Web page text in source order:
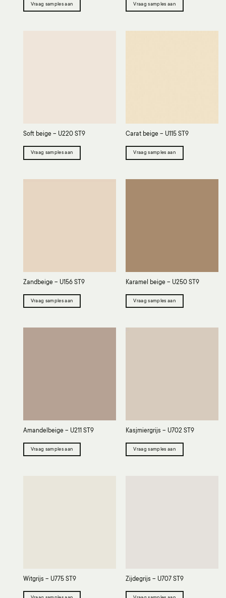
Vraag samples aan Vraag samples aan
Soft beige – U220 ST9
Vraag samples aan
Carat beige – U115 ST9
Vraag samples aan
Zandbeige – U156 ST9
Vraag samples aan
Karamel beige – U250 ST9
Vraag samples aan
Amandelbeige – U211 ST9
Vraag samples aan
Kasjmiergrijs – U702 ST9
Vraag samples aan
Witgrijs – U775 ST9 Zijdegrijs – U707 ST9